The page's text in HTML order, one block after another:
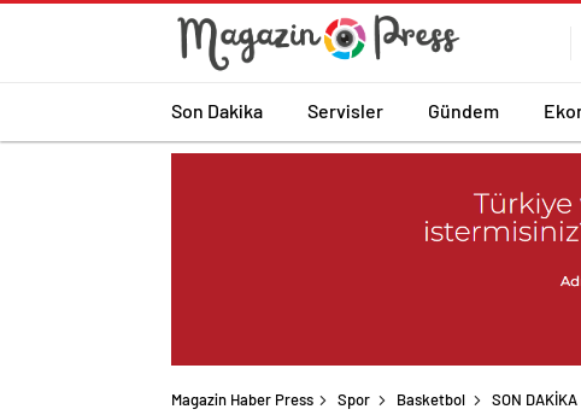
Son Dakika Servisler Gündem
Magazin Haber Press Spor Basketbol SON